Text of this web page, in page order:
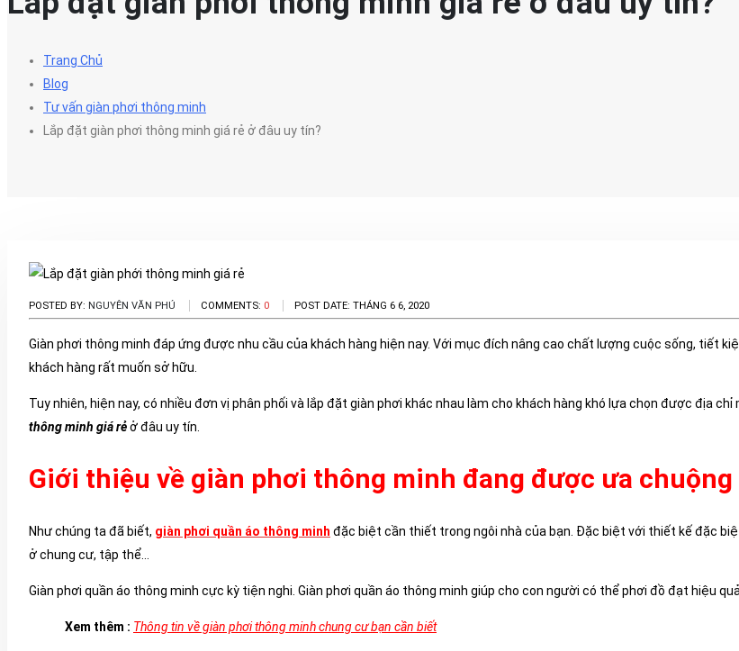
Trang Chủ
Blog
Tư vấn giàn phơi thông minh
Lắp đặt giàn phơi thông minh giá rẻ ở đâu uy tín?
POSTED BY: NGUYÊN VĂN PHÚ COMMENTS: 0 POST DATE: THÁNG 6 6, 2020
Giàn phơi thông minh đáp ứng được nhu cầu của khách hàng hiện nay. Với mục đích nâng cao chất lượng cuộc sống, tiết
khách hàng rất muốn sở hữu.
Tuy nhiên, hiện nay, có nhiều đơn vị phân phối và lắp đặt giàn phơi khác nhau làm cho khách hàng khó lựa chọn được địa
thông minh giá rẻở đâu uy tín.
Giới thiệu về giàn phơi thông minh đang được ưa chuộng
Như chúng ta đã biết, giàn phơi quần áo thông minh đặc biệt cần thiết trong ngôi nhà của bạn. Đặc biệt với thiết kế đặc
ở chung cư, tập thể…
Giàn phơi quần áo thông minh cực kỳ tiện nghi. Giàn phơi quần áo thông minh giúp cho con người có thể phơi đồ đạt hiệu
Xem thêm : Thông tin về giàn phơi thông minh chung cư bạn cần biết